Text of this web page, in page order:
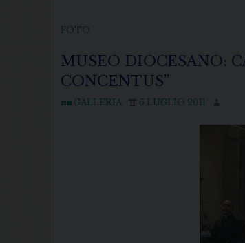
FOTO
MUSEO DIOCESANO:
CONCENTUS”
GALLERIA 6 LUGLIO 2011